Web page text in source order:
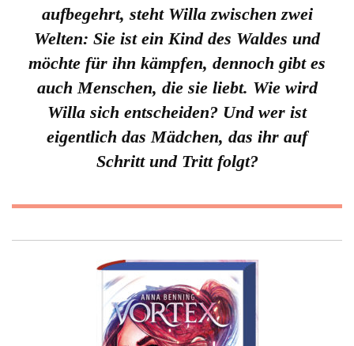
aufbegehrt, steht Willa zwischen zwei
Welten: Sie ist ein Kind des Waldes und
möchte für ihn kämpfen, dennoch gibt es
auch Menschen, die sie liebt. Wie wird
Willa sich entscheiden? Und wer ist
eigentlich das Mädchen, das ihr auf
Schritt und Tritt folgt?